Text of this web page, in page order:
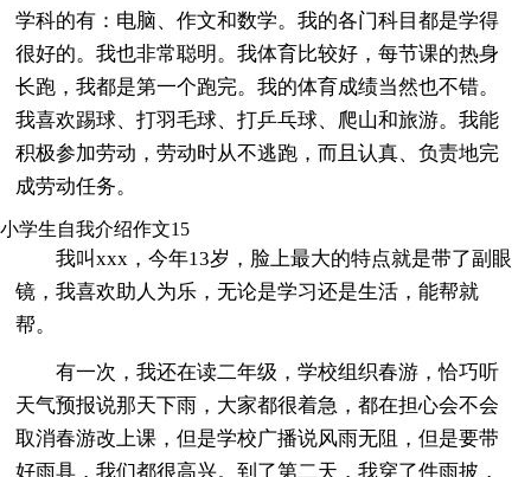
学科的有：电脑、作文和数学。我的各门科目都是学得
很好的。我也非常聪明。我体育比较好，每节课的热身
长跑，我都是第一个跑完。我的体育成绩当然也不错。
我喜欢踢球、打羽毛球、打乒乓球、爬山和旅游。我能
积极参加劳动，劳动时从不逃跑，而且认真、负责地完
成劳动任务。
小学生自我介绍作文15
我叫xxx，今年13岁，脸上最大的特点就是带了副眼
镜，我喜欢助人为乐，无论是学习还是生活，能帮就
帮。
有一次，我还在读二年级，学校组织春游，恰巧听
天气预报说那天下雨，大家都很着急，都在担心会不会
取消春游改上课，但是学校广播说风雨无阻，但是要带
好雨具，我们都很高兴。到了第二天，我穿了件雨披，